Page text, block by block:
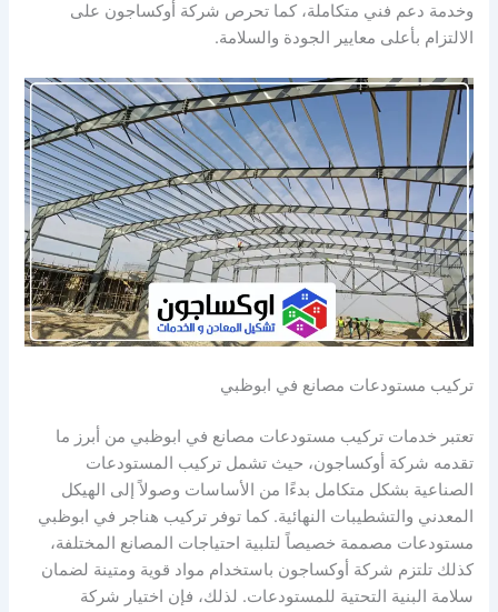
وخدمة دعم فني متكاملة، كما تحرص شركة أوكساجون على
الالتزام بأعلى معايير الجودة والسلامة.
تركيب مستودعات مصانع في ابوظبي
تعتبر خدمات تركيب مستودعات مصانع في ابوظبي من أبرز ما
تقدمه شركة أوكساجون، حيث تشمل تركيب المستودعات
الصناعية بشكل متكامل بدءًا من الأساسات وصولاً إلى الهيكل
المعدني والتشطيبات النهائية. كما توفر تركيب هناجر في ابوظبي
مستودعات مصممة خصيصاً لتلبية احتياجات المصانع المختلفة،
كذلك تلتزم شركة أوكساجون باستخدام مواد قوية ومتينة لضمان
سلامة البنية التحتية للمستودعات. لذلك، فإن اختيار شركة